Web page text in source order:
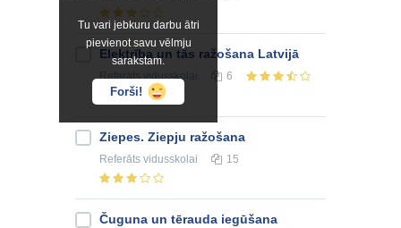
Tu vari jebkuru darbu ātri
pievienot savu vēlmju
sarakstam.
Forši!
Elektrība un tās ražošana Latvijā
Referātsvidusskolai 6
Ziepes. Ziepju ražošana
Referāts vidusskolai 15
Čuguna un tērauda iegūšana